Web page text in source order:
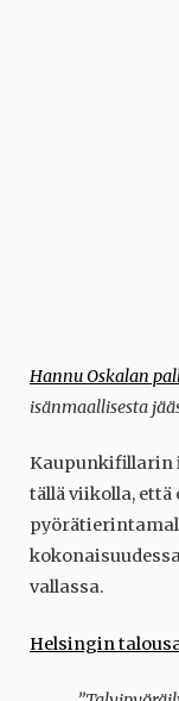
Hannu Oskalan
isänmaallisesta
Kaupunkifillarin
tällä viikolla,
vallassa.
Helsingin